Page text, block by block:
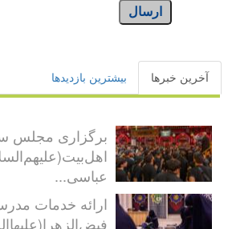
ارسال
آخرین خبرها بیشترین بازدیدها
برگزاری مجلس
عباسی...
ارائه خدمات